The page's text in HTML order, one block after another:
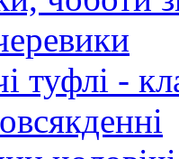
туфлі -